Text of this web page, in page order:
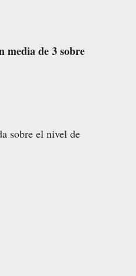
media de 3 sobre
sobre el nivel de